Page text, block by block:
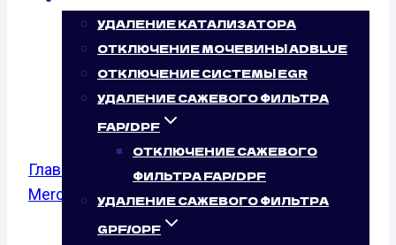
УДАЛЕНИЕ КАТАЛИЗАТОРА
ОТКЛЮЧЕНИЕ МОЧЕВИНЫ ADBLUE
ОТКЛЮЧЕНИЕ СИСТЕМЫ EGR
УДАЛЕНИЕ САЖЕВОГО ФИЛЬТРА
FAP/DPF
ОТКЛЮЧЕНИЕ САЖЕВОГО
ФИЛЬТРА FAP/DPF
УДАЛЕНИЕ САЖЕВОГО ФИЛЬТРА
GPF/OPF
(W639) 116 CDI
(163 Л.С.)
Главная Калибровка файлов прошивок
Mercedes Benz/Vito (W639)/ 116 CDI